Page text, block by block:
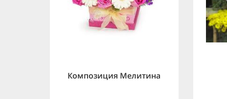
Композиция Мелитина